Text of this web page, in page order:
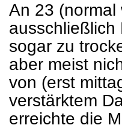
An 23 (normal
ausschließlich
sogar zu
aber meist
von (erst
verstärktem
erreichte die